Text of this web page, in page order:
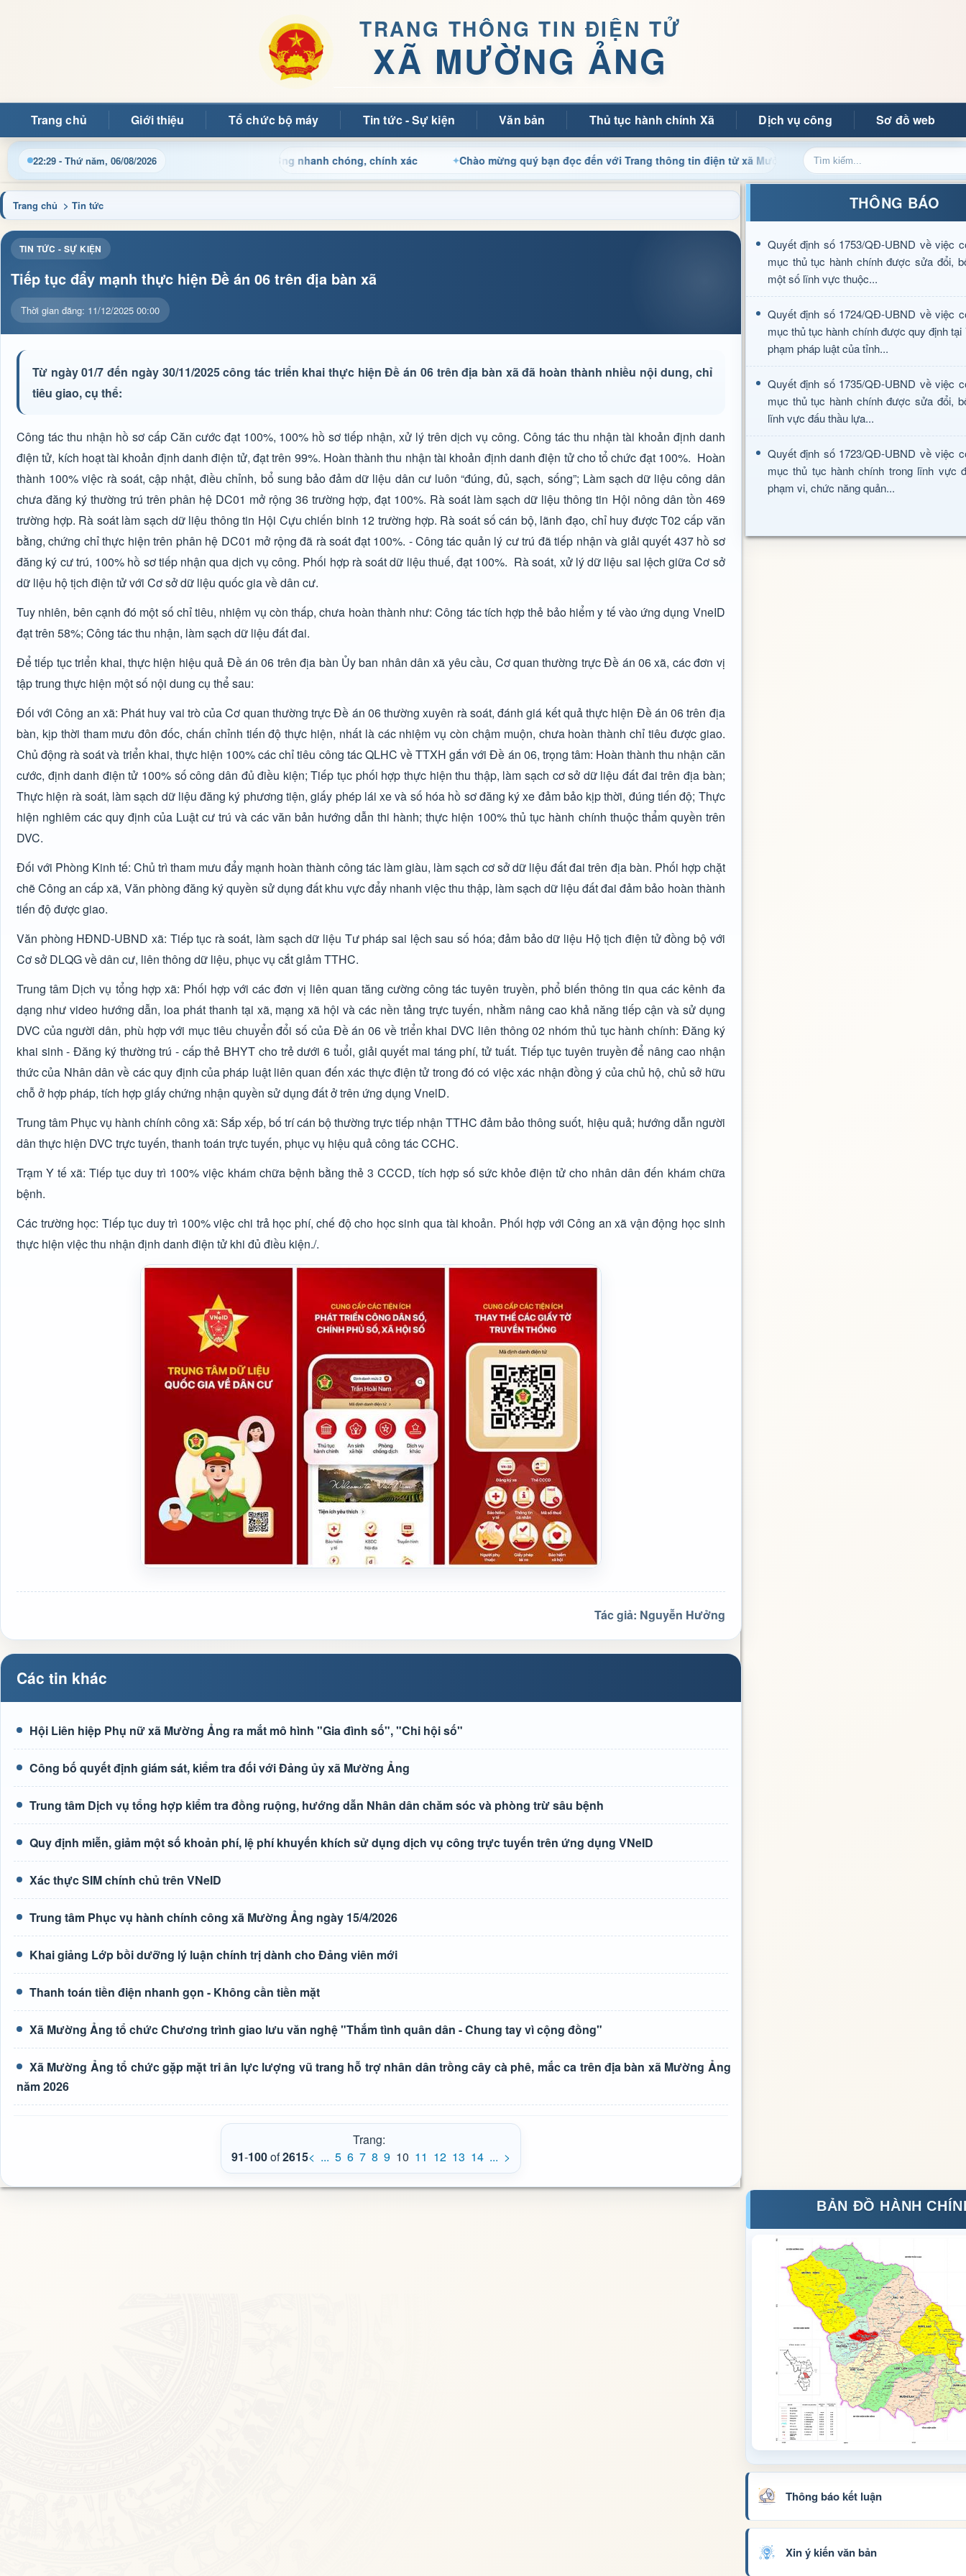
TRANG THÔNG TIN ĐIỆN TỬ
XÃ MƯỜNG ẢNG
Trang chủ Giới thiệu Tổ chức bộ máy Tin tức - Sự kiện Văn bản Thủ tục hành chính Xã Dịch vụ công Sơ đồ web
22:29 - Thứ năm, 06/08/2026
hành, thủ tục hành chính và tin tức địa phương nhanh chóng, chính xác Chào mừng quý bạn đọc đến với Trang thông tin điện tử xã Mường Ảng Cập nhật thông tin điều hành,
Trang chủ > Tin tức
TIN TỨC - SỰ KIỆN
Tiếp tục đẩy mạnh thực hiện Đề án 06 trên địa bàn xã
Thời gian đăng: 11/12/2025 00:00
Từ ngày 01/7 đến ngày 30/11/2025 công tác triển khai thực hiện Đề án 06 trên địa bàn xã đã hoàn thành nhiều nội dung, chỉ
tiêu giao, cụ thể:
Công tác thu nhận hồ sơ cấp Căn cước đạt 100%, 100% hồ sơ tiếp nhận, xử lý trên dịch vụ công. Công tác thu nhận tài khoản định danh
điện tử, kích hoạt tài khoản định danh điện tử, đạt trên 99%. Hoàn thành thu nhận tài khoản định danh điện tử cho tổ chức đạt 100%. Hoàn
thành 100% việc rà soát, cập nhật, điều chỉnh, bổ sung bảo đảm dữ liệu dân cư luôn “đúng, đủ, sạch, sống”; Làm sạch dữ liệu công dân
chưa đăng ký thường trú trên phân hệ DC01 mở rộng 36 trường hợp, đạt 100%. Rà soát làm sạch dữ liệu thông tin Hội nông dân tồn 469
trường hợp. Rà soát làm sạch dữ liệu thông tin Hội Cựu chiến binh 12 trường hợp. Rà soát số cán bộ, lãnh đạo, chỉ huy được T02 cấp văn
bằng, chứng chỉ thực hiện trên phân hệ DC01 mở rộng đã rà soát đạt 100%. - Công tác quản lý cư trú đã tiếp nhận và giải quyết 437 hồ sơ
đăng ký cư trú, 100% hồ sơ tiếp nhận qua dịch vụ công. Phối hợp rà soát dữ liệu thuế, đạt 100%. Rà soát, xử lý dữ liệu sai lệch giữa Cơ sở
dữ liệu hộ tịch điện tử với Cơ sở dữ liệu quốc gia về dân cư.
Tuy nhiên, bên cạnh đó một số chỉ tiêu, nhiệm vụ còn thấp, chưa hoàn thành như: Công tác tích hợp thẻ bảo hiểm y tế vào ứng dụng VneID
đạt trên 58%; Công tác thu nhận, làm sạch dữ liệu đất đai.
Để tiếp tục triển khai, thực hiện hiệu quả Đề án 06 trên địa bàn Ủy ban nhân dân xã yêu cầu, Cơ quan thường trực Đề án 06 xã, các đơn vị
tập trung thực hiện một số nội dung cụ thể sau:
Đối với Công an xã: Phát huy vai trò của Cơ quan thường trực Đề án 06 thường xuyên rà soát, đánh giá kết quả thực hiện Đề án 06 trên địa
bàn, kịp thời tham mưu đôn đốc, chấn chỉnh tiến độ thực hiện, nhất là các nhiệm vụ còn chậm muộn, chưa hoàn thành chỉ tiêu được giao.
Chủ động rà soát và triển khai, thực hiện 100% các chỉ tiêu công tác QLHC về TTXH gắn với Đề án 06, trọng tâm: Hoàn thành thu nhận căn
cước, định danh điện tử 100% số công dân đủ điều kiện; Tiếp tục phối hợp thực hiện thu thập, làm sạch cơ sở dữ liệu đất đai trên địa bàn;
Thực hiện rà soát, làm sạch dữ liệu đăng ký phương tiện, giấy phép lái xe và số hóa hồ sơ đăng ký xe đảm bảo kịp thời, đúng tiến độ; Thực
hiện nghiêm các quy định của Luật cư trú và các văn bản hướng dẫn thi hành; thực hiện 100% thủ tục hành chính thuộc thẩm quyền trên
DVC.
Đối với Phòng Kinh tế: Chủ trì tham mưu đẩy mạnh hoàn thành công tác làm giàu, làm sạch cơ sở dữ liệu đất đai trên địa bàn. Phối hợp chặt
chẽ Công an cấp xã, Văn phòng đăng ký quyền sử dụng đất khu vực đẩy nhanh việc thu thập, làm sạch dữ liệu đất đai đảm bảo hoàn thành
tiến độ được giao.
Văn phòng HĐND-UBND xã: Tiếp tục rà soát, làm sạch dữ liệu Tư pháp sai lệch sau số hóa; đảm bảo dữ liệu Hộ tịch điện tử đồng bộ với
Cơ sở DLQG về dân cư, liên thông dữ liệu, phục vụ cắt giảm TTHC.
Trung tâm Dịch vụ tổng hợp xã: Phối hợp với các đơn vị liên quan tăng cường công tác tuyên truyền, phổ biến thông tin qua các kênh đa
dạng như video hướng dẫn, loa phát thanh tại xã, mạng xã hội và các nền tảng trực tuyến, nhằm nâng cao khả năng tiếp cận và sử dụng
DVC của người dân, phù hợp với mục tiêu chuyển đổi số của Đề án 06 về triển khai DVC liên thông 02 nhóm thủ tục hành chính: Đăng ký
khai sinh - Đăng ký thường trú - cấp thẻ BHYT cho trẻ dưới 6 tuổi, giải quyết mai táng phí, tử tuất. Tiếp tục tuyên truyền để nâng cao nhận
thức của Nhân dân về các quy định của pháp luật liên quan đến xác thực điện tử trong đó có việc xác nhận đồng ý của chủ hộ, chủ sở hữu
chỗ ở hợp pháp, tích hợp giấy chứng nhận quyền sử dụng đất ở trên ứng dụng VnelD.
Trung tâm Phục vụ hành chính công xã: Sắp xếp, bố trí cán bộ thường trực tiếp nhận TTHC đảm bảo thông suốt, hiệu quả; hướng dẫn người
dân thực hiện DVC trực tuyến, thanh toán trực tuyến, phục vụ hiệu quả công tác CCHC.
Trạm Y tế xã: Tiếp tục duy trì 100% việc khám chữa bệnh bằng thẻ 3 CCCD, tích hợp số sức khỏe điện tử cho nhân dân đến khám chữa
bệnh.
Các trường học: Tiếp tục duy trì 100% việc chi trả học phí, chế độ cho học sinh qua tài khoản. Phối hợp với Công an xã vận động học sinh
thực hiện việc thu nhận định danh điện tử khi đủ điều kiện./.
Tác giả: Nguyễn Hưởng
Các tin khác
Hội Liên hiệp Phụ nữ xã Mường Ảng ra mắt mô hình "Gia đình số", "Chi hội số"
Công bố quyết định giám sát, kiểm tra đối với Đảng ủy xã Mường Ảng
Trung tâm Dịch vụ tổng hợp kiểm tra đồng ruộng, hướng dẫn Nhân dân chăm sóc và phòng trừ sâu bệnh
Quy định miễn, giảm một số khoản phí, lệ phí khuyến khích sử dụng dịch vụ công trực tuyến trên ứng dụng VNeID
Xác thực SIM chính chủ trên VNeID
Trung tâm Phục vụ hành chính công xã Mường Ảng ngày 15/4/2026
Khai giảng Lớp bồi dưỡng lý luận chính trị dành cho Đảng viên mới
Thanh toán tiền điện nhanh gọn - Không cần tiền mặt
Xã Mường Ảng tổ chức Chương trình giao lưu văn nghệ "Thắm tình quân dân - Chung tay vì cộng đồng"
Xã Mường Ảng tổ chức gặp mặt tri ân lực lượng vũ trang hỗ trợ nhân dân trồng cây cà phê, mắc ca trên địa bàn xã Mường Ảng
năm 2026
Trang:
91-100of2615< ... 5 6 7 8 9 10 11 12 13 14 ... >
THÔNG BÁO
Quyết định số 1753/QĐ-UBND về việc
mục thủ tục hành chính được sửa đổi,
một số lĩnh vực thuộc...
Quyết định số 1724/QĐ-UBND về việc
mục thủ tục hành chính được quy định tại
phạm pháp luật của tỉnh...
Quyết định số 1735/QĐ-UBND về việc
mục thủ tục hành chính được sửa đổi,
lĩnh vực đấu thầu lựa...
Quyết định số 1723/QĐ-UBND về việc
mục thủ tục hành chính trong lĩnh vực
phạm vi, chức năng quản...
BẢN ĐỒ HÀNH
Thông báo kết luận
Xin ý kiến văn bản